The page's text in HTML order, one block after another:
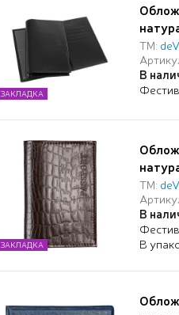
ТМ:
В
ЗАКЛАДКА
ТМ:
В
В
ЗАКЛАДКА